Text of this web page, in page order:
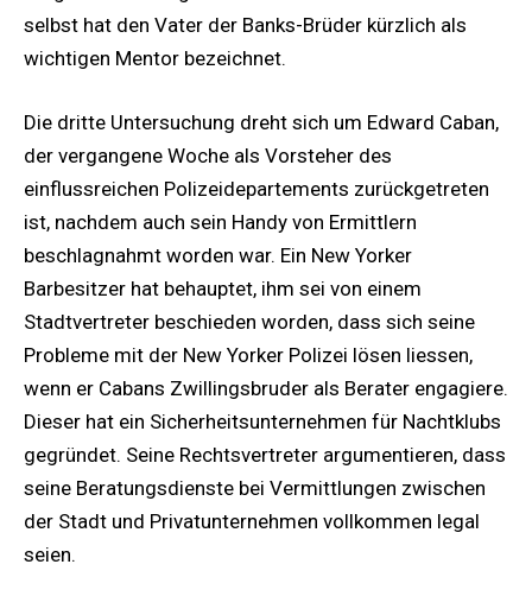
selbst hat den Vater der Banks-Brüder kürzlich als
wichtigen Mentor bezeichnet.
Die dritte Untersuchung dreht sich um Edward Caban,
der vergangene Woche als Vorsteher des
einflussreichen Polizeidepartements zurückgetreten
ist, nachdem auch sein Handy von Ermittlern
beschlagnahmt worden war. Ein New Yorker
Barbesitzer hat behauptet, ihm sei von einem
Stadtvertreter beschieden worden, dass sich seine
Probleme mit der New Yorker Polizei lösen liessen,
wenn er Cabans Zwillingsbruder als Berater engagiere.
Dieser hat ein Sicherheitsunternehmen für Nachtklubs
gegründet. Seine Rechtsvertreter argumentieren, dass
seine Beratungsdienste bei Vermittlungen zwischen
der Stadt und Privatunternehmen vollkommen legal
seien.